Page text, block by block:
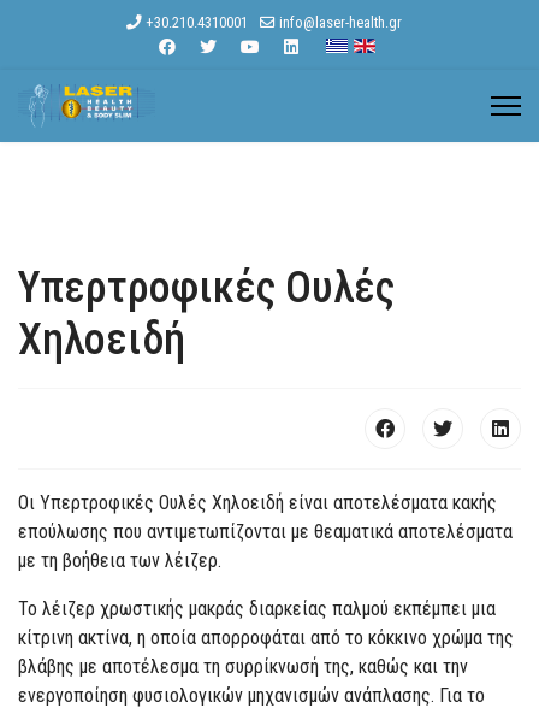
+30.210.4310001 info@laser-health.gr
Υπερτροφικές Ουλές
Χηλοειδή
Οι Υπερτροφικές Ουλές Χηλοειδή είναι αποτελέσματα κακής
επούλωσης που αντιμετωπίζονται με θεαματικά αποτελέσματα
με τη βοήθεια των λέιζερ.
Το λέιζερ χρωστικής μακράς διαρκείας παλμού εκπέμπει μια
κίτρινη ακτίνα, η οποία απορροφάται από το κόκκινο χρώμα της
βλάβης με αποτέλεσμα τη συρρίκνωσή της, καθώς και την
ενεργοποίηση φυσιολογικών μηχανισμών ανάπλασης. Για το